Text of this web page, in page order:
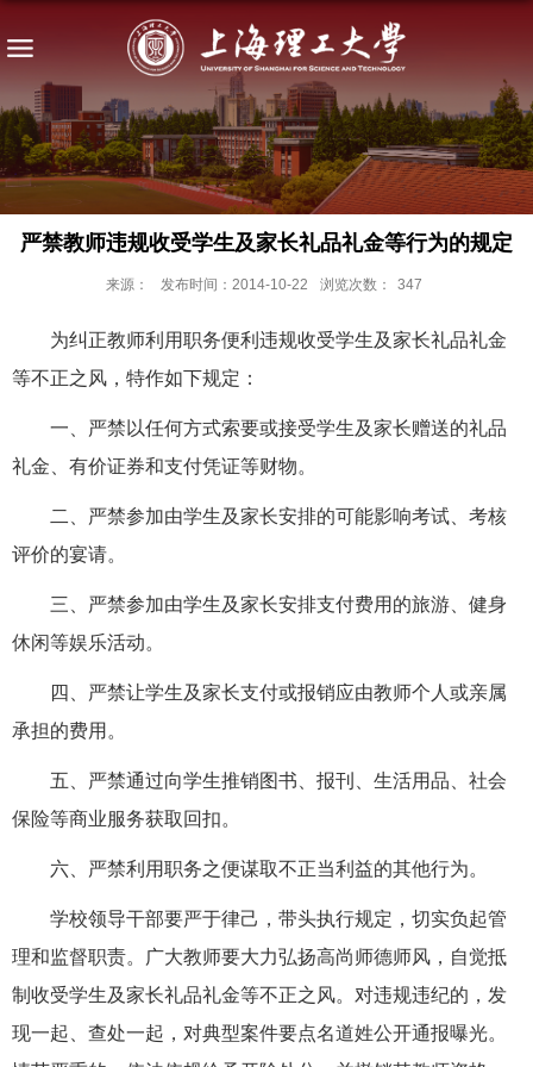
严禁教师违规收受学生及家长礼品礼金等行为的规定
来源： 发布时间：2014-10-22 浏览次数： 347
为纠正教师利用职务便利违规收受学生及家长礼品礼金
等不正之风，特作如下规定：
一、严禁以任何方式索要或接受学生及家长赠送的礼品
礼金、有价证券和支付凭证等财物。
二、严禁参加由学生及家长安排的可能影响考试、考核
评价的宴请。
三、严禁参加由学生及家长安排支付费用的旅游、健身
休闲等娱乐活动。
四、严禁让学生及家长支付或报销应由教师个人或亲属
承担的费用。
五、严禁通过向学生推销图书、报刊、生活用品、社会
保险等商业服务获取回扣。
六、严禁利用职务之便谋取不正当利益的其他行为。
学校领导干部要严于律己，带头执行规定，切实负起管
理和监督职责。广大教师要大力弘扬高尚师德师风，自觉抵
制收受学生及家长礼品礼金等不正之风。对违规违纪的，发
现一起、查处一起，对典型案件要点名道姓公开通报曝光。